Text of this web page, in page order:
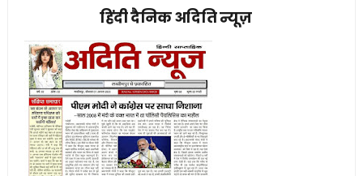
हिंदी दैनिक अदिति न्यूज़